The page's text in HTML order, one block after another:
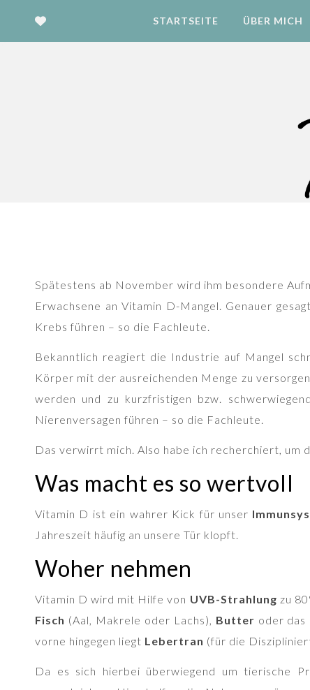
STARTSEITE ÜBER MICH
Spätestens ab November wird ihm besondere
Erwachsene an Vitamin D-Mangel. Genauer
Krebs führen – so die Fachleute.
Bekanntlich reagiert die Industrie auf Mangel
Körper mit der ausreichenden Menge zu
werden und zu kurzfristigen bzw.
Nierenversagen führen – so die Fachleute.
Das verwirrt mich. Also habe ich recherchiert, um
Was macht es so wertvoll
Vitamin D ist ein wahrer Kick für unser
Jahreszeit häufig an unsere Tür klopft.
Woher nehmen
Vitamin D wird mit Hilfe von UVB-Strahlung zu
Fisch (Aal, Makrele oder Lachs), Butter oder das
vorne hingegen liegt Lebertran (für die
Da es sich hierbei überwiegend um tierische